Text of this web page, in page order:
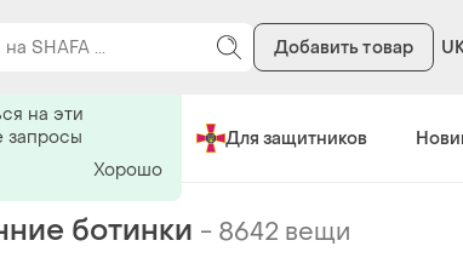
Добавить товар
в Украине Для защитников
ботинки - 8642 вещи
на эти
запросы
Хорошо